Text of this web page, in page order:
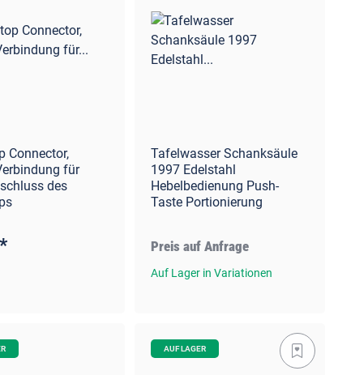
Connector,
für
des
*
Tafelwasser Schanksäule
1997 Edelstahl
Hebelbedienung Push-
Taste Portionierung
Preis auf Anfrage
Auf Lager in Variationen
AUF LAGER